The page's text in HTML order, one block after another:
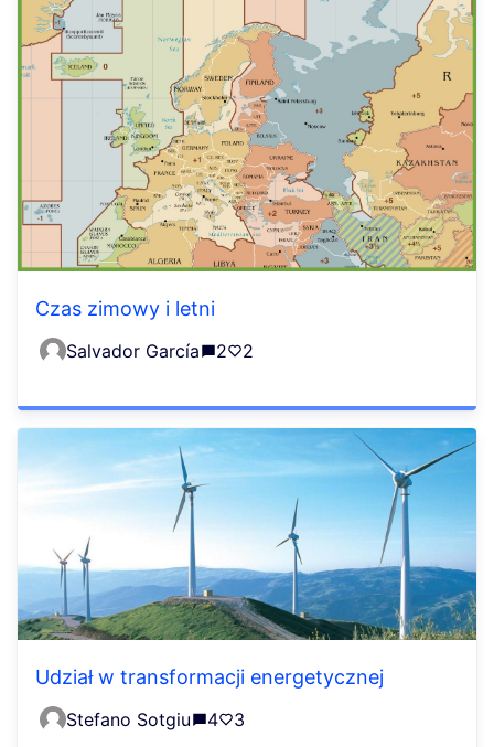
Czas zimowy i letni
Salvador García 2 2
Udział w transformacji energetycznej
Stefano Sotgiu 4 3